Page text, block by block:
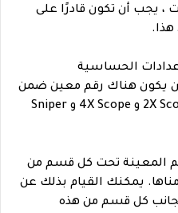
، يجب أن تكون قادرًا على
هذا.
الحساسية
يكون هناك رقم معين ضمن
أقسام General و Red Dot و 2X Scope و 4X Scope و Sniper
المعينة تحت كل قسم من
يمكنك القيام بذلك عن
كل قسم من هذه